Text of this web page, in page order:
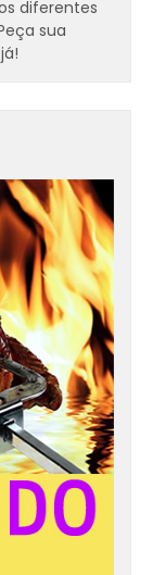
diferentes
sua